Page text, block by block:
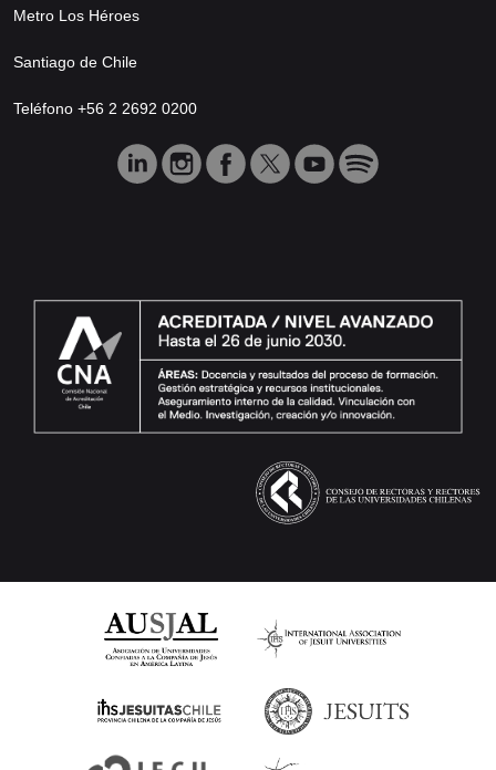
Metro Los Héroes
Santiago de Chile
Teléfono +56 2 2692 0200